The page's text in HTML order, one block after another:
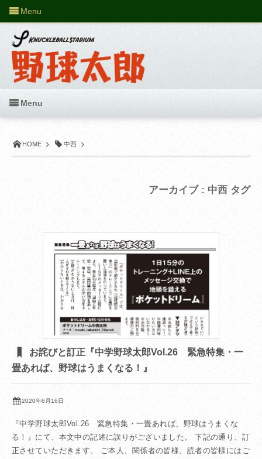
HOME 中西
アーカイブ : 中西 タグ
お詫びと訂正『中学野球太郎Vol.26 緊急特集・一
畳あれば、野球はうまくなる！』
2020年6月16日
『中学野球太郎Vol.26 緊急特集・一畳あれば、野球はうまくな
る！』にて、本文中の記述に誤りがございました。 下記の通り、訂
正させていただきます。 ご本人、関係者の皆様、読者の皆様にはご
Menu
Menu